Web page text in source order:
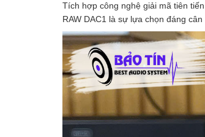
Tích hợp công nghệ giải mã tiên
RAW DAC1 là sự lựa chọn đáng